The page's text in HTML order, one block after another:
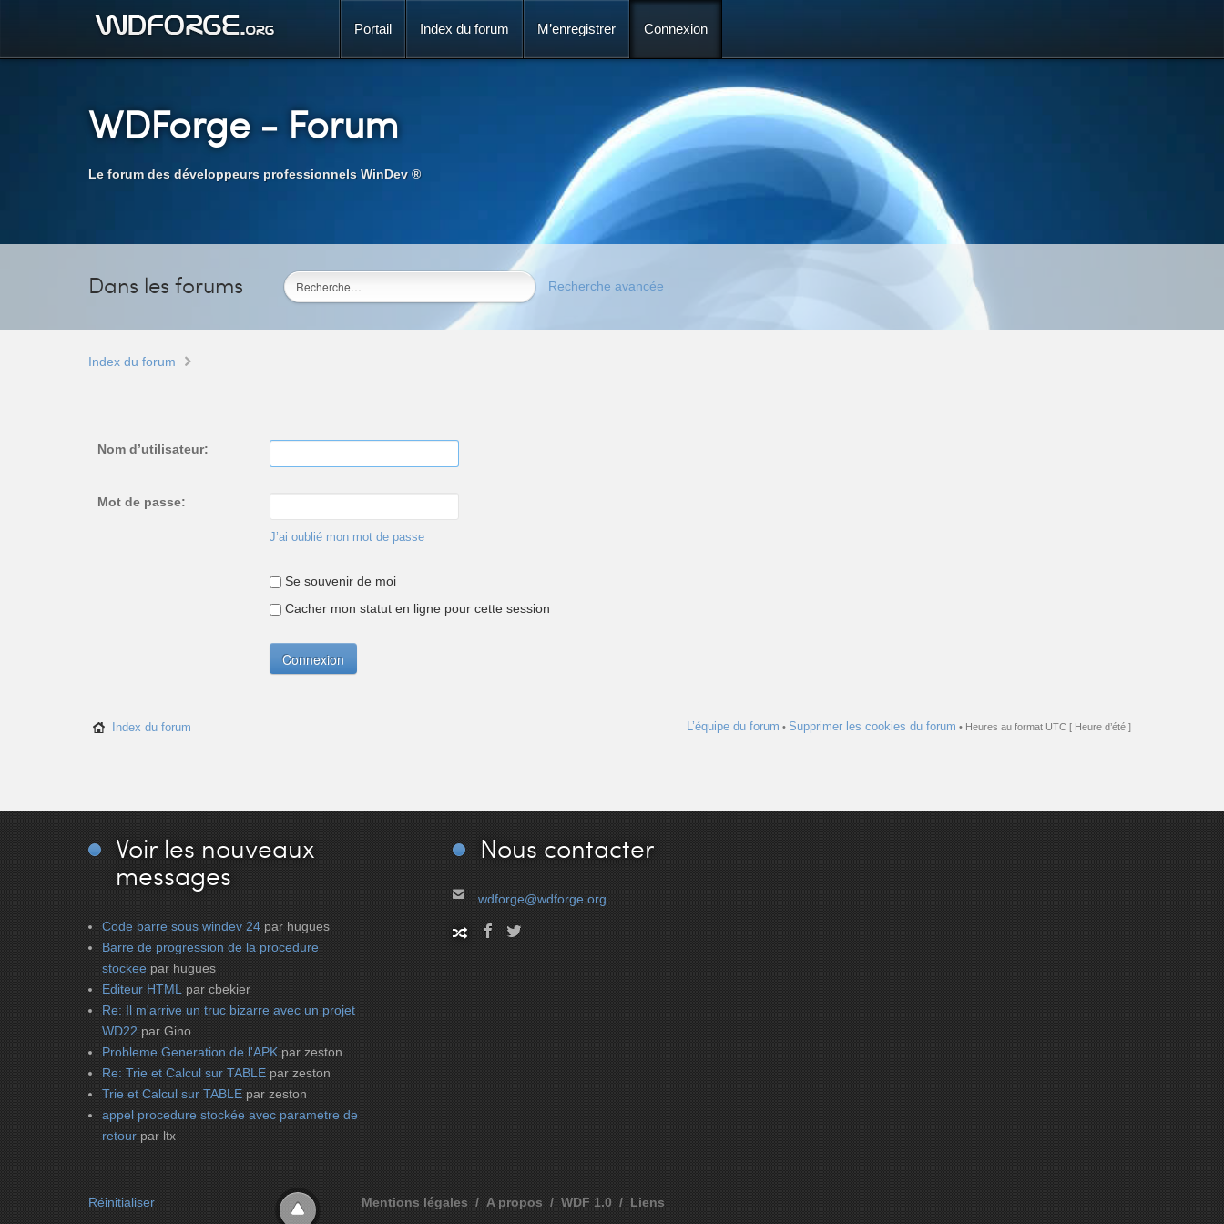
Portail Index du forum M’enregistrer Connexion
WDForge- Forum
Le forum des développeurs professionnels WinDev ®
Dans les forums Recherche avancée
Index du forum
Nom d’utilisateur:
Mot de passe:
J’ai oublié mon mot de passe
Se souvenir de moi
Cacher mon statut en ligne pour cette session
Index du forum L’équipe du forum • Supprimer les cookies du forum • Heures au format UTC [ Heure d’été ]
Voir les nouveaux
messages
Code barre sous windev 24 par hugues
Barre de progression de la procedure
stockee par hugues
Editeur HTML par cbekier
Re: Il m'arrive un truc bizarre avec un projet
WD22 par Gino
Probleme Generation de l'APK par zeston
Re: Trie et Calcul sur TABLE par zeston
Trie et Calcul sur TABLE par zeston
appel procedure stockée avec parametre de
retour par ltx
Nous contacter
wdforge@wdforge.org
Réinitialiser Mentions légales A propos WDF 1.0 Liens